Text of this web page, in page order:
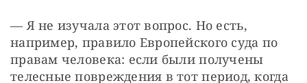
— Я не изучала этот вопрос. Но есть,
например, правило Европейского суда по
правам человека: если были получены
телесные повреждения в тот период, когда